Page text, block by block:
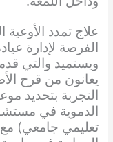
علاج تمدد الأوعية
الفرصة لإدارة
ويستميد والتي
يعانون من قرح
التجربة بتحديد
الدموية في
تعليمي جامعي)